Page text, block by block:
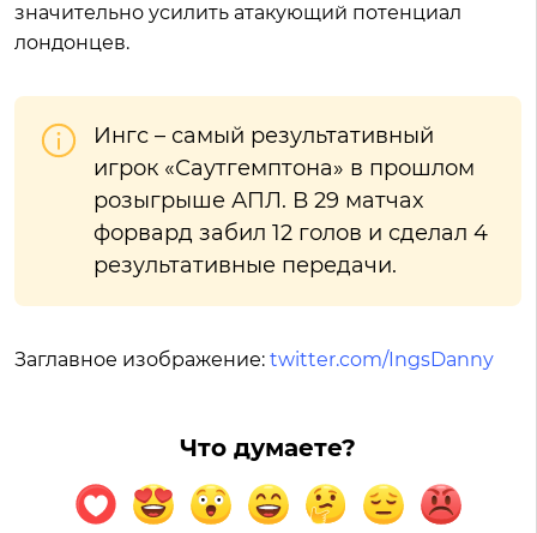
значительно усилить атакующий потенциал
лондонцев.
Ингс – самый результативный
игрок «Саутгемптона» в прошлом
розыгрыше АПЛ. В 29 матчах
форвард забил 12 голов и сделал 4
результативные передачи.
Заглавное изображение: twitter.com/IngsDanny
Что думаете?